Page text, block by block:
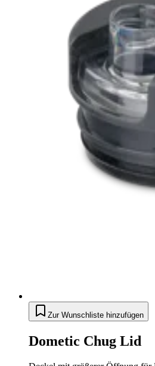
Zur Wunschliste hinzufügen
Dometic Chug Lid